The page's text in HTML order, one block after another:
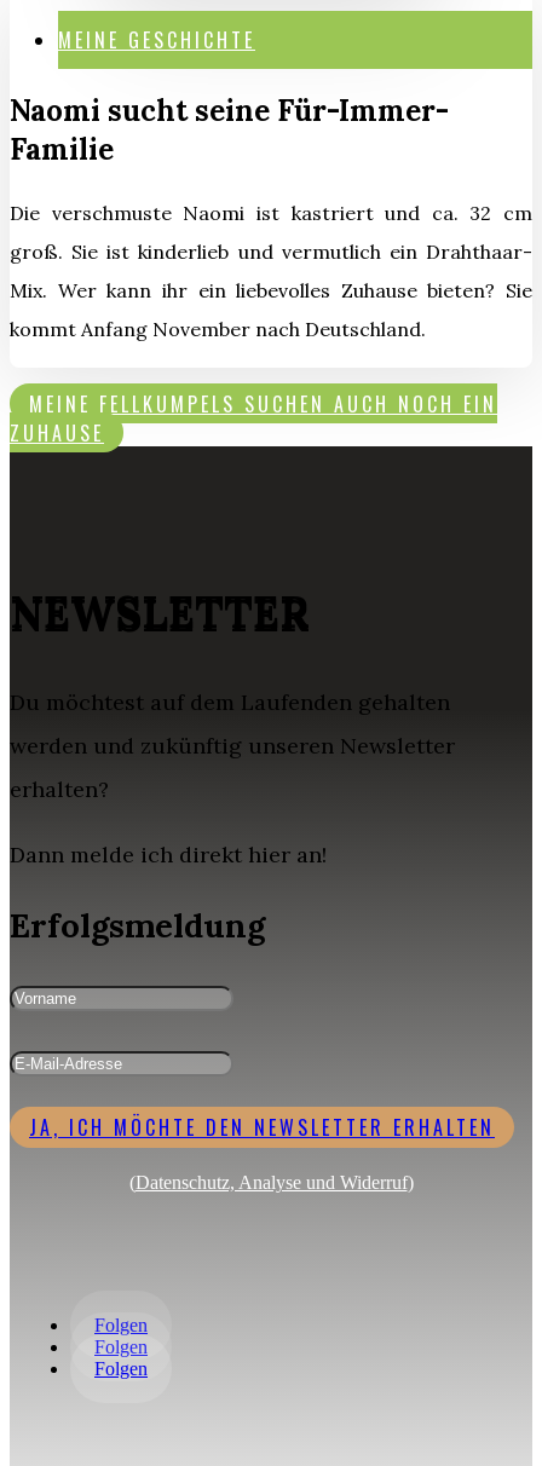
MEINE GESCHICHTE
Naomi sucht seine Für-Immer-
Familie
Die verschmuste Naomi ist kastriert und ca. 32 cm
groß. Sie ist kinderlieb und vermutlich ein Drahthaar-
Mix. Wer kann ihr ein liebevolles Zuhause bieten? Sie
kommt Anfang November nach Deutschland.
MEINE FELLKUMPELS SUCHEN AUCH NOCH EIN
ZUHAUSE
NEWSLETTER
Du möchtest auf dem Laufenden gehalten
werden und zukünftig unseren Newsletter
erhalten?
Dann melde ich direkt hier an!
Erfolgsmeldung
JA, ICH MÖCHTE DEN NEWSLETTER ERHALTEN
(Datenschutz, Analyse und Widerruf)
Folgen
Folgen
Folgen